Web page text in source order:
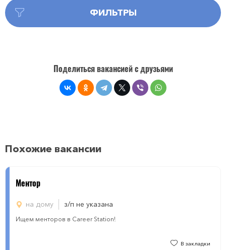
ФИЛЬТРЫ
Поделиться вакансией с друзьями
Похожие вакансии
Mентор
на дому з/п не указана
Ищем менторов в Career Station!
В закладки